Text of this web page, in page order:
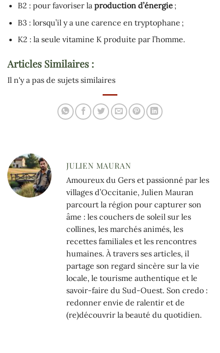
B2 : pour favoriser la production d’énergie;
B3 : lorsqu’il y a une carence en tryptophane ;
K2 : la seule vitamine K produite par l’homme.
Articles Similaires :
Il n'y a pas de sujets similaires
JULIEN MAURAN
Amoureux du Gers et passionné par les
villages d’Occitanie, Julien Mauran
parcourt la région pour capturer son
âme : les couchers de soleil sur les
collines, les marchés animés, les
recettes familiales et les rencontres
humaines. À travers ses articles, il
partage son regard sincère sur la vie
locale, le tourisme authentique et le
savoir-faire du Sud-Ouest. Son credo :
redonner envie de ralentir et de
(re)découvrir la beauté du quotidien.